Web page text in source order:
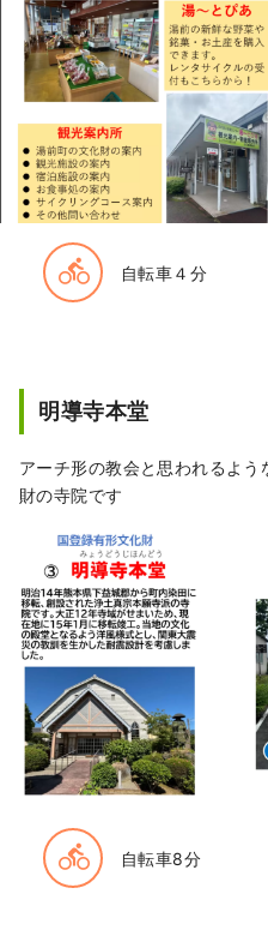
directions_bike 自転車４分
明導寺本堂
アーチ形の教会と思われるよ
財の寺院です
directions_bike 自転車8分